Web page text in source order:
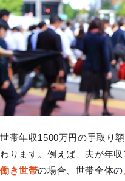
世帯年収1500万円の手取り額
わります。例えば、夫が年
働き世帯の場合、世帯全体の